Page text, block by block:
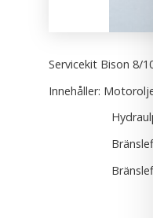
Servicekit Bison 8/
Innehåller:
Bränslefilter
Bränslefilter